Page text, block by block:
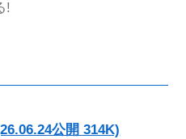
!
公開 314K)